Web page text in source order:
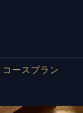
コースプラン